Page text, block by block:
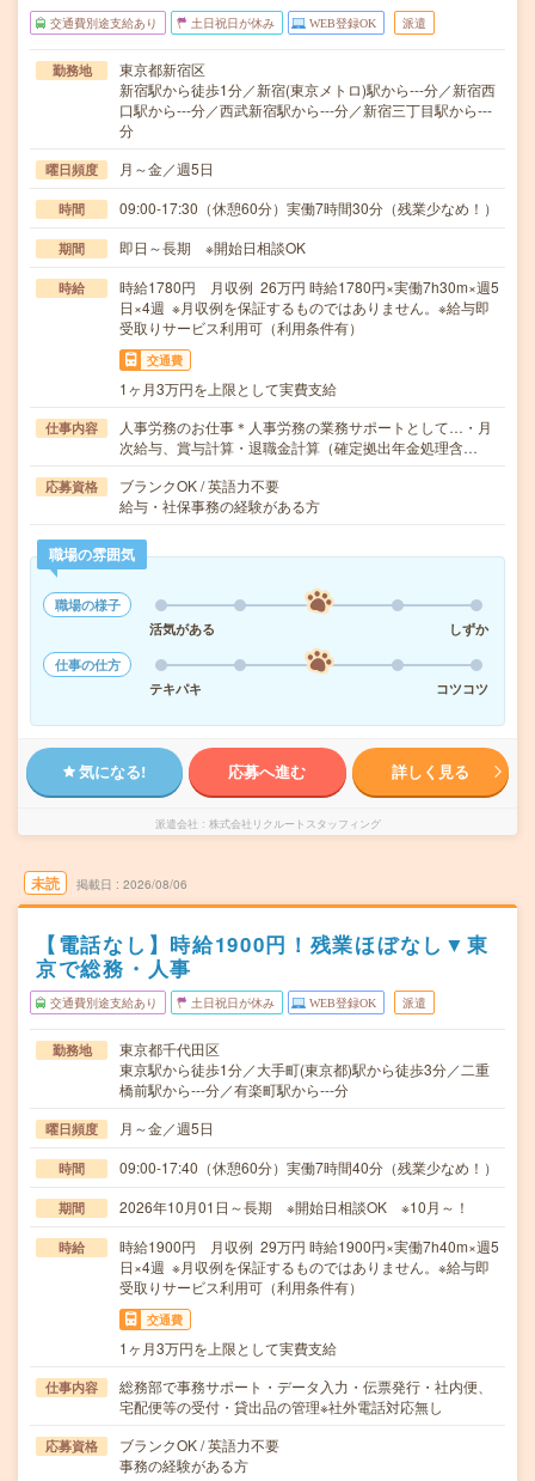
交通費別途支給あり 土日祝日が休み WEB登録OK 派遣
勤務地
東京都新宿区
新宿駅から徒歩1分／新宿(東京メトロ)駅から---分／新宿西
口駅から---分／西武新宿駅から---分／新宿三丁目駅から---
分
曜日頻度 月～金／週5日
時間 09:00-17:30（休憩60分）実働7時間30分（残業少なめ！）
期間 即日～長期 ※開始日相談OK
時給
時給1780円 月収例 26万円 時給1780円×実働7h30m×週5
日×4週 ※月収例を保証するものではありません。※給与即
受取りサービス利用可（利用条件有）
交通費
1ヶ月3万円を上限として実費支給
仕事内容
人事労務のお仕事＊人事労務の業務サポートとして…・月
次給与、賞与計算・退職金計算（確定拠出年金処理含…
応募資格
ブランクOK / 英語力不要
給与・社保事務の経験がある方
職場の雰囲気
職場の様子
活気がある
しずか
仕事の仕方
テキパキ
コツコツ
気になる! 応募へ進む 詳しく見る
派遣会社 株式会社リクルートスタッフィング
未読 掲載日 2026/08/06
【電話なし】時給1900円！残業ほぼなし▼東
京で総務・人事
交通費別途支給あり 土日祝日が休み WEB登録OK 派遣
勤務地
東京都千代田区
東京駅から徒歩1分／大手町(東京都)駅から徒歩3分／二重
橋前駅から---分／有楽町駅から---分
曜日頻度 月～金／週5日
時間 09:00-17:40（休憩60分）実働7時間40分（残業少なめ！）
期間 2026年10月01日～長期 ※開始日相談OK ※10月～！
時給
時給1900円 月収例 29万円 時給1900円×実働7h40m×週5
日×4週 ※月収例を保証するものではありません。※給与即
受取りサービス利用可（利用条件有）
交通費
1ヶ月3万円を上限として実費支給
仕事内容
総務部で事務サポート・データ入力・伝票発行・社内便、
宅配便等の受付・貸出品の管理※社外電話対応無し
応募資格
ブランクOK / 英語力不要
事務の経験がある方